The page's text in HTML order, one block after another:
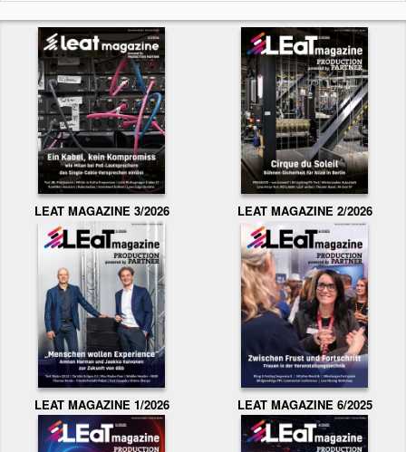
LEAT MAGAZINE 3/2026 LEAT MAGAZINE 2/2026
LEAT MAGAZINE 1/2026 LEAT MAGAZINE 6/2025